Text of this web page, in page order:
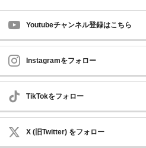
Youtubeチャンネル登録はこちら
Instagramをフォロー
TikTokをフォロー
X (旧Twitter) をフォロー